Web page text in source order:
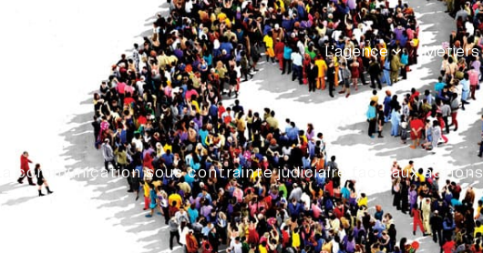
L’agence Métiers
La communication sous contrainte judiciaire face aux actions